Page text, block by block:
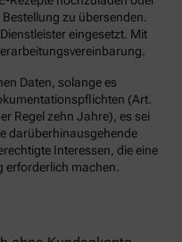
zu übersenden.
eingesetzt. Mit
Daten, solange es
(Art.
Regel zehn Jahre), es sei
darüberhinausgehende
Interessen, die eine
erforderlich machen.